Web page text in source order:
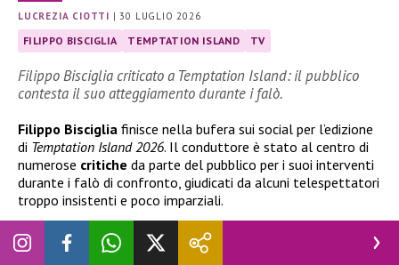
LUCREZIA CIOTTI |30 LUGLIO 2026
FILIPPO BISCIGLIA TEMPTATION ISLAND TV
Filippo Bisciglia criticato a Temptation Island: il pubblico
contesta il suo atteggiamento durante i falò.
Filippo Bisciglia finisce nella bufera sui social per l’edizione
di Temptation Island 2026. Il conduttore è stato al centro di
numerose critiche da parte del pubblico per i suoi interventi
durante i falò di confronto, giudicati da alcuni telespettatori
troppo insistenti e poco imparziali.
Temptation Island 2026, bufera su Filippo